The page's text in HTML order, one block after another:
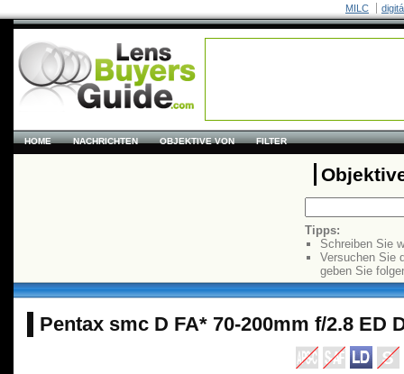
MILC
HOME NACHRICHTEN OBJEKTIVE VON FILTER
Tipps:
Schreiben Sie
Versuchen Sie
geben Sie
Pentax smc D FA* 70-200mm f/2.8 ED